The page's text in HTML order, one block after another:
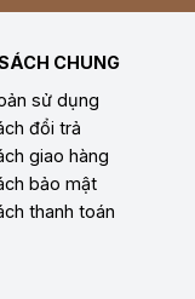
CHUNG
sử dụng
đổi trả
giao hàng
bảo mật
thanh toán